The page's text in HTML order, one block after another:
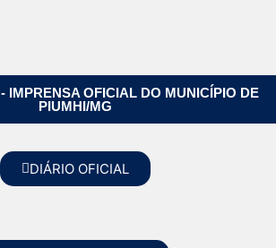
IMPRENSA OFICIAL DO MUNICÍPIO DE
PIUMHI/MG
DIÁRIO OFICIAL